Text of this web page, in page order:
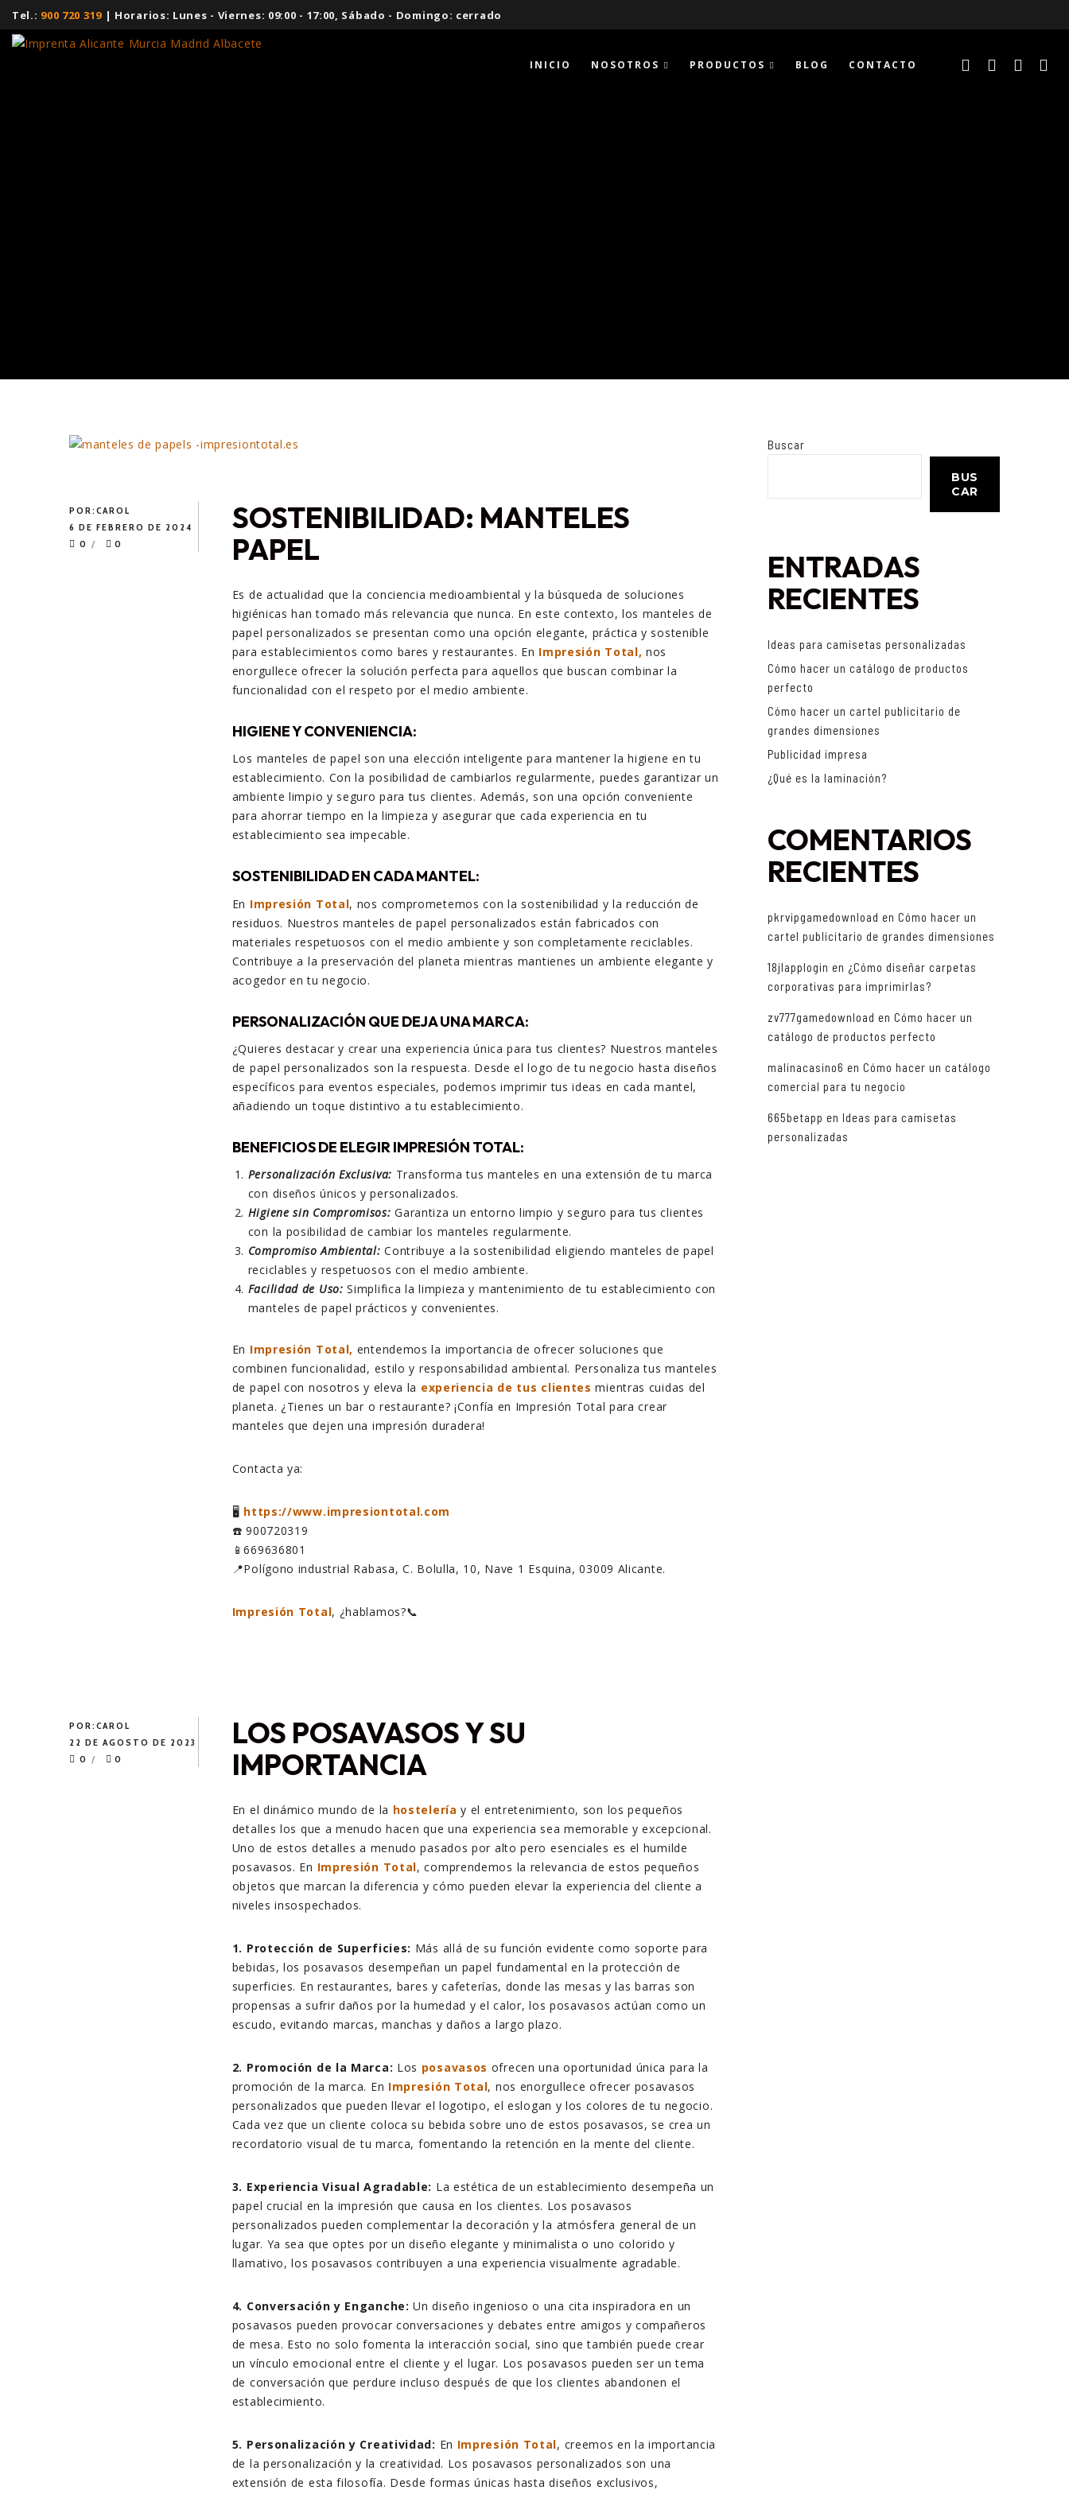
Tel.: 900 720 319| Horarios: Lunes - Viernes: 09:00 - 17:00, Sábado - Domingo: cerrado
INICIO NOSOTROS PRODUCTOS BLOG CONTACTO
POR:CAROL
6 DE FEBRERO DE 2024
0
0
SOSTENIBILIDAD: MANTELES
PAPEL
Es de actualidad que la conciencia medioambiental y la búsqueda de soluciones
higiénicas han tomado más relevancia que nunca. En este contexto, los manteles de
papel personalizados se presentan como una opción elegante, práctica y sostenible
para establecimientos como bares y restaurantes. En Impresión Total, nos
enorgullece ofrecer la solución perfecta para aquellos que buscan combinar la
funcionalidad con el respeto por el medio ambiente.
HIGIENE Y CONVENIENCIA:
Los manteles de papel son una elección inteligente para mantener la higiene en tu
establecimiento. Con la posibilidad de cambiarlos regularmente, puedes garantizar un
ambiente limpio y seguro para tus clientes. Además, son una opción conveniente
para ahorrar tiempo en la limpieza y asegurar que cada experiencia en tu
establecimiento sea impecable.
SOSTENIBILIDAD EN CADA MANTEL:
En Impresión Total, nos comprometemos con la sostenibilidad y la reducción de
residuos. Nuestros manteles de papel personalizados están fabricados con
materiales respetuosos con el medio ambiente y son completamente reciclables.
Contribuye a la preservación del planeta mientras mantienes un ambiente elegante y
acogedor en tu negocio.
PERSONALIZACIÓN QUE DEJA UNA MARCA:
¿Quieres destacar y crear una experiencia única para tus clientes? Nuestros manteles
de papel personalizados son la respuesta. Desde el logo de tu negocio hasta diseños
específicos para eventos especiales, podemos imprimir tus ideas en cada mantel,
añadiendo un toque distintivo a tu establecimiento.
BENEFICIOS DE ELEGIR IMPRESIÓN TOTAL:
Personalización Exclusiva: Transforma tus manteles en una extensión de tu marca
con diseños únicos y personalizados.
Higiene sin Compromisos: Garantiza un entorno limpio y seguro para tus clientes
con la posibilidad de cambiar los manteles regularmente.
Compromiso Ambiental: Contribuye a la sostenibilidad eligiendo manteles de papel
reciclables y respetuosos con el medio ambiente.
Facilidad de Uso: Simplifica la limpieza y mantenimiento de tu establecimiento con
manteles de papel prácticos y convenientes.
En Impresión Total, entendemos la importancia de ofrecer soluciones que
combinen funcionalidad, estilo y responsabilidad ambiental. Personaliza tus manteles
de papel con nosotros y eleva la experiencia de tus clientes mientras cuidas del
planeta. ¿Tienes un bar o restaurante? ¡Confía en Impresión Total para crear
manteles que dejen una impresión duradera!
Contacta ya:
🖥️ https://www.impresiontotal.com
☎️ 900720319
📱669636801
📍Polígono industrial Rabasa, C. Bolulla, 10, Nave 1 Esquina, 03009 Alicante.
Impresión Total, ¿hablamos?📞
POR:CAROL
22 DE AGOSTO DE 2023
0
0
LOS POSAVASOS Y SU
IMPORTANCIA
En el dinámico mundo de la hostelería y el entretenimiento, son los pequeños
detalles los que a menudo hacen que una experiencia sea memorable y excepcional.
Uno de estos detalles a menudo pasados por alto pero esenciales es el humilde
posavasos. En Impresión Total, comprendemos la relevancia de estos pequeños
objetos que marcan la diferencia y cómo pueden elevar la experiencia del cliente a
niveles insospechados.
1. Protección de Superficies: Más allá de su función evidente como soporte para
bebidas, los posavasos desempeñan un papel fundamental en la protección de
superficies. En restaurantes, bares y cafeterías, donde las mesas y las barras son
propensas a sufrir daños por la humedad y el calor, los posavasos actúan como un
escudo, evitando marcas, manchas y daños a largo plazo.
2. Promoción de la Marca: Los posavasos ofrecen una oportunidad única para la
promoción de la marca. En Impresión Total, nos enorgullece ofrecer posavasos
personalizados que pueden llevar el logotipo, el eslogan y los colores de tu negocio.
Cada vez que un cliente coloca su bebida sobre uno de estos posavasos, se crea un
recordatorio visual de tu marca, fomentando la retención en la mente del cliente.
3. Experiencia Visual Agradable: La estética de un establecimiento desempeña un
papel crucial en la impresión que causa en los clientes. Los posavasos
personalizados pueden complementar la decoración y la atmósfera general de un
lugar. Ya sea que optes por un diseño elegante y minimalista o uno colorido y
llamativo, los posavasos contribuyen a una experiencia visualmente agradable.
4. Conversación y Enganche: Un diseño ingenioso o una cita inspiradora en un
posavasos pueden provocar conversaciones y debates entre amigos y compañeros
de mesa. Esto no solo fomenta la interacción social, sino que también puede crear
un vínculo emocional entre el cliente y el lugar. Los posavasos pueden ser un tema
de conversación que perdure incluso después de que los clientes abandonen el
establecimiento.
5. Personalización y Creatividad: En Impresión Total, creemos en la importancia
de la personalización y la creatividad. Los posavasos personalizados son una
extensión de esta filosofía. Desde formas únicas hasta diseños exclusivos,
Buscar
BUS
CAR
ENTRADAS
RECIENTES
Ideas para camisetas personalizadas
Cómo hacer un catálogo de productos
perfecto
Cómo hacer un cartel publicitario de
grandes dimensiones
Publicidad impresa
¿Qué es la laminación?
COMENTARIOS
RECIENTES
pkrvipgamedownload en Cómo hacer un
cartel publicitario de grandes dimensiones
18jlapplogin en ¿Cómo diseñar carpetas
corporativas para imprimirlas?
zv777gamedownload en Cómo hacer un
catálogo de productos perfecto
malinacasino6 en Cómo hacer un catálogo
comercial para tu negocio
665betapp en Ideas para camisetas
personalizadas